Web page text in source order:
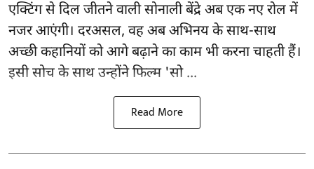
एक्टिंग से दिल जीतने वाली सोनाली बेंद्रे अब एक नए रोल में
नजर आएंगी। दरअसल, वह अब अभिनय के साथ-साथ
अच्छी कहानियों को आगे बढ़ाने का काम भी करना चाहती हैं।
इसी सोच के साथ उन्होंने फिल्म 'सो ...
Read More